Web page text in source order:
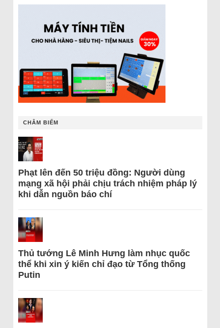
CHÂM BIẾM
Phạt lên đến 50 triệu đồng: Người dùng
mạng xã hội phải chịu trách nhiệm pháp lý
khi dẫn nguồn báo chí
Thủ tướng Lê Minh Hưng làm nhục quốc
thể khi xin ý kiến chỉ đạo từ Tổng thống
Putin